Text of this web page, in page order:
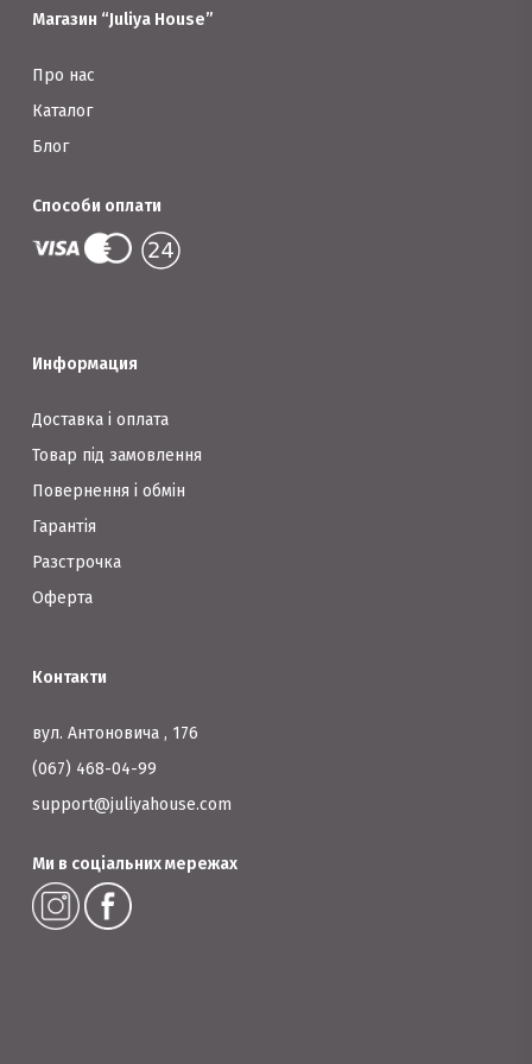
Магазин “Juliya House”
Про нас
Каталог
Блог
Способи оплати
Информация
Доставка і оплата
Товар під замовлення
Повернення і обмін
Гарантія
Разстрочка
Оферта
Контакти
вул. Антоновича , 176
(067) 468-04-99
support@juliyahouse.com
Ми в соціальних мережах